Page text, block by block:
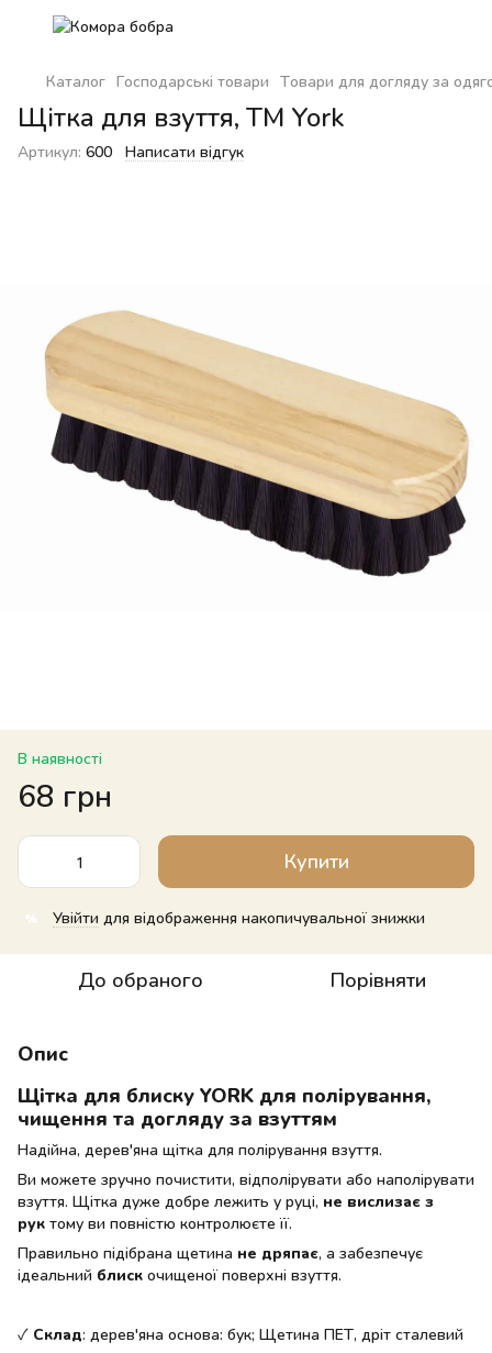
Каталог Господарські товари Товари для догляду за
Щітка для взуття, ТМ York
Артикул: 600 Написати відгук
В наявності
68 грн
Купити
% Увійти для відображення накопичувальної знижки
До обраного Порівняти
Опис
Щітка для блиску YORK для полірування,
чищення та догляду за взуттям
Надійна, дерев'яна щітка для полірування взуття.
Ви можете зручно почистити, відполірувати або наполірувати
взуття. Щітка дуже добре лежить у руці, не вислизає з
рук тому ви повністю контролюєте її.
Правильно підібрана щетина не дряпає, а забезпечує
ідеальний блиск очищеної поверхні взуття.
✓ Склад: дерев'яна основа: бук; Щетина ПЕТ, дріт сталевий